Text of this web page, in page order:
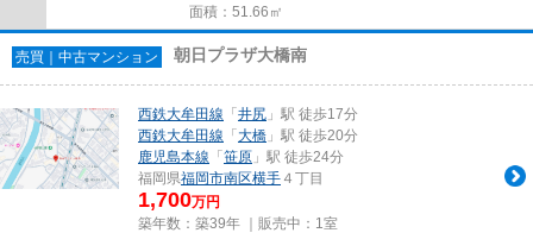
面積：51.66㎡
売買｜中古マンション 朝日プラザ大橋南
西鉄大牟田線 「 井尻 」駅 徒歩17分
西鉄大牟田線 「 大橋 」駅 徒歩20分
鹿児島本線 「 笹原 」駅 徒歩24分
福岡県福岡市南区横手 ４丁目
1,700万円
築年数：築39年 ｜販売中： 1室